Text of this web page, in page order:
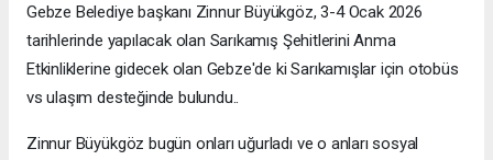
Gebze Belediye başkanı Zinnur Büyükgöz, 3-4 Ocak 2026
tarihlerinde yapılacak olan Sarıkamış Şehitlerini Anma
Etkinliklerine gidecek olan Gebze'de ki Sarıkamışlar için otobüs
vs ulaşım desteğinde bulundu..
Zinnur Büyükgöz bugün onları uğurladı ve o anları sosyal